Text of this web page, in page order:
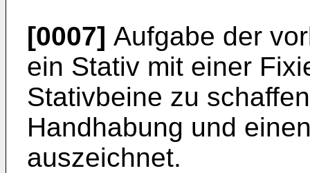
[0007] Aufgabe der
ein Stativ mit einer
Stativbeine zu
Handhabung und
auszeichnet.